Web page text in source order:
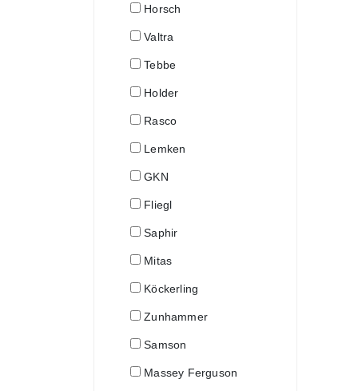
Horsch
Valtra
Tebbe
Holder
Rasco
Lemken
GKN
Fliegl
Saphir
Mitas
Köckerling
Zunhammer
Samson
Massey Ferguson